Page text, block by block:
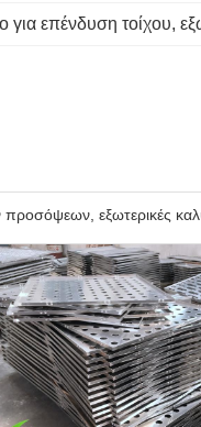
για επένδυση τοίχου,
εξωτερικές